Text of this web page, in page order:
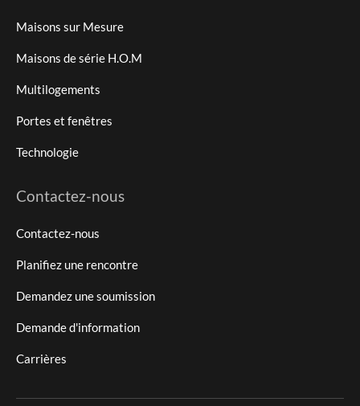
Maisons sur Mesure
Maisons de série H.O.M
Multilogements
Portes et fenêtres
Technologie
Contactez-nous
Contactez-nous
Planifiez une rencontre
Demandez une soumission
Demande d'information
Carrières